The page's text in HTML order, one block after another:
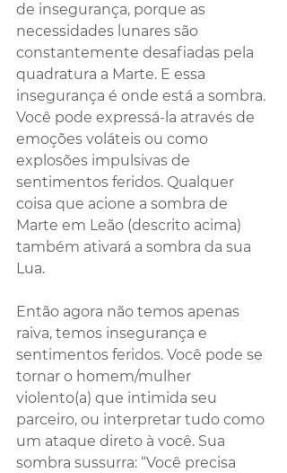
de insegurança, porque as
necessidades lunares são
constantemente desafiadas pela
quadratura a Marte. E essa
insegurança é onde está a sombra.
Você pode expressá-la através de
emoções voláteis ou como
explosões impulsivas de
sentimentos feridos. Qualquer
coisa que acione a sombra de
Marte em Leão (descrito acima)
também ativará a sombra da sua
Lua.
Então agora não temos apenas
raiva, temos insegurança e
sentimentos feridos. Você pode se
tornar o homem/mulher
violento(a) que intimida seu
parceiro, ou interpretar tudo como
um ataque direto à você. Sua
sombra sussurra: “Você precisa